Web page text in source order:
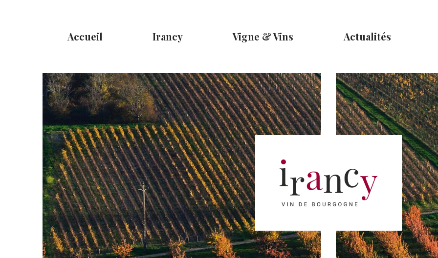
Accueil Irancy Vigne & Vins Actualités